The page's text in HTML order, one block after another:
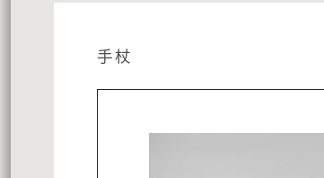
手杖